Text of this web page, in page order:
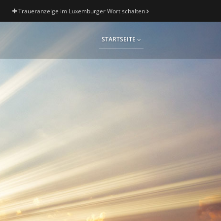
Traueranzeige im Luxemburger Wort schalten
STARTSEITE